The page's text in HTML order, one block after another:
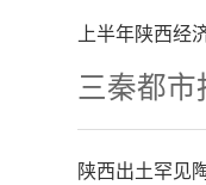
中国
上半年陕西经
三秦都市
陕西出土罕见